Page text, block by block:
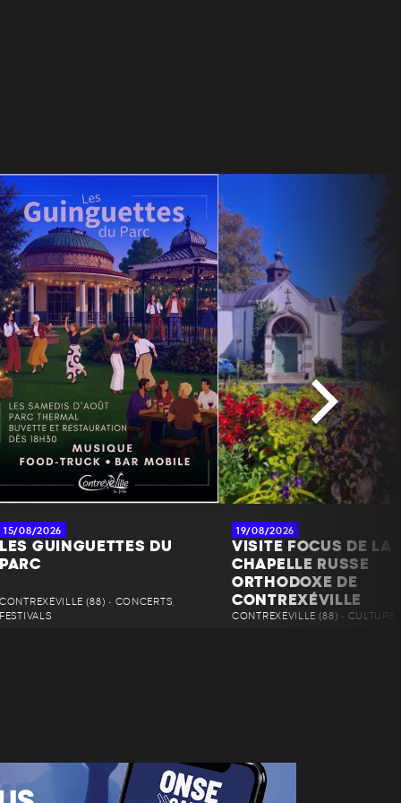
15/08/2026
LES GUINGUETTES DU
PARC
CONTREXÉVILLE (88) • CONCERTS,
FESTIVALS
19/08/2026
VISITE FOCUS DE LA
CHAPELLE RUSSE
ORTHODOXE DE
CONTREXÉVILLE
CONTREXÉVILLE (88) • CULTURE